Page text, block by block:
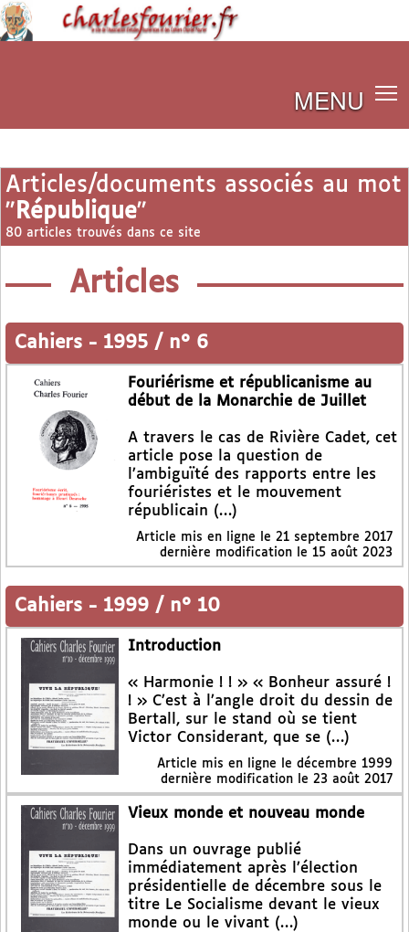
MENU
Articles/documents associés au mot
" République"
80 articles trouvés dans ce site
Articles
Cahiers - 1995 / n° 6
Fouriérisme et républicanisme au
début de la Monarchie de Juillet
A travers le cas de Rivière Cadet, cet
article pose la question de
l’ambiguïté des rapports entre les
fouriéristes et le mouvement
républicain (…)
Article mis en ligne le 21 septembre 2017
dernière modification le 15 août 2023
Cahiers - 1999 / n° 10
Introduction
« Harmonie ! ! » « Bonheur assuré !
! » C’est à l’angle droit du dessin de
Bertall, sur le stand où se tient
Victor Considerant, que se (…)
Article mis en ligne le décembre 1999
dernière modification le 23 août 2017
Vieux monde et nouveau monde
Dans un ouvrage publié
immédiatement après l’élection
présidentielle de décembre sous le
titre Le Socialisme devant le vieux
monde ou le vivant (…)